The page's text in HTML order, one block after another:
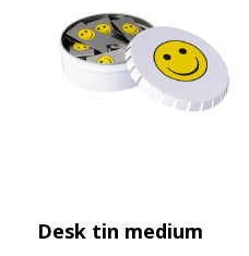
Desk tin medium